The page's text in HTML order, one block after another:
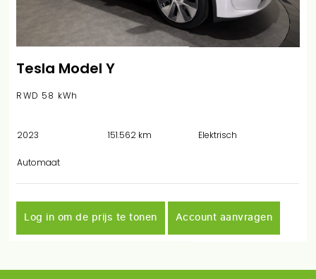
Tesla Model Y
RWD 58 kWh
2023 151.562 km Elektrisch
Automaat
Log in om de prijs te tonen Account aanvragen